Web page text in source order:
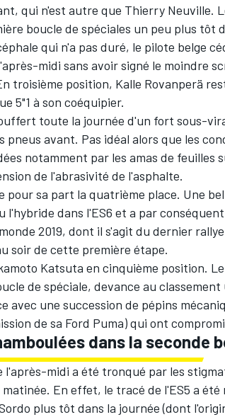
qui n'est autre que Thierry Neuville.
boucle de spéciales un peu plus tôt
qui n'a pas duré, le pilote belge
midi sans avoir signé le moindre
troisième position, Kalle Rovanperä
5"1 à son coéquipier.
toute la journée d'un fort sous-
pneus avant. Pas idéal alors que les
notamment par les amas de
de l'abrasivité de l'asphalte.
pour sa part la quatrième place. Une
l'hybride dans l'ES6 et a par
2019, dont il s'agit du dernier
soir de cette première étape.
Katsuta en cinquième position.
de spéciale, devance au classement
avec une succession de pépins
de sa Ford Puma) qui ont
dans la seconde
l'après-midi a été tronqué par les
En effet, le tracé de l'ES5 a
plus tôt dans la journée (dont